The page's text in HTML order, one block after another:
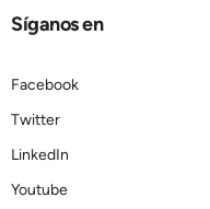
Síganos en
Facebook
Twitter
LinkedIn
Youtube